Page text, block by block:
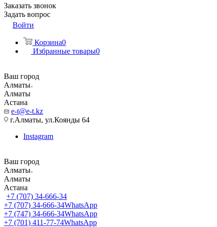
Заказать звонок
Задать вопрос
Войти
Корзина0
Избранные товары0
Ваш город
Алматы
Алматы
Астана
e-t@e-t.kz
г.Алматы, ул.Коянды 64
Instagram
Ваш город
Алматы
Алматы
Астана
+7 (707) 34-666-34
+7 (707) 34-666-34WhatsApp
+7 (747) 34-666-34WhatsApp
+7 (701) 411-77-74WhatsApp